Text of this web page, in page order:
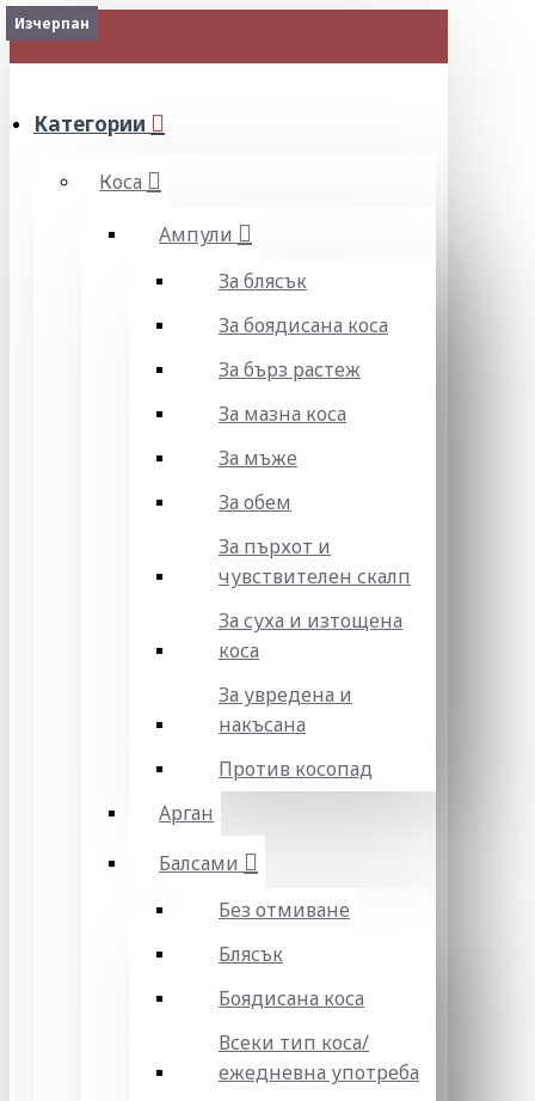
МЕНЮ
Категории
Коса
Ампули
За блясък
За боядисана коса
За бърз растеж
За мазна коса
За мъже
За обем
За пърхот и
чувствителен скалп
За суха и изтощена
коса
За увредена и
накъсана
Против косопад
Арган
Балсами
Без отмиване
Блясък
Боядисана коса
Всеки тип коса/
ежедневна употреба
Изчерпан
Изчерпан